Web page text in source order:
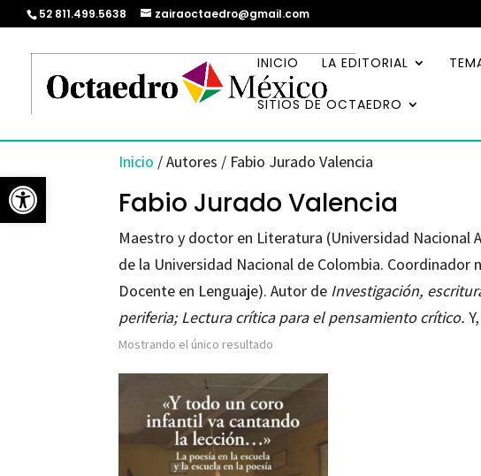
Abrir barra de herramientas
52 811.499.5638 zairaoctaedro@gmail.com
INICIO LA EDITORIAL
SITIOS DE OCTAEDRO
Inicio / Autores / Fabio Jurado Valencia
Fabio Jurado Valencia
Maestro y doctor en Literatura (Universidad Nacional
de la Universidad Nacional de Colombia. Coordinador
Docente en Lenguaje). Autor de Investigación,
periferia; Lectura crítica para el pensamiento crítico.
Mostrando el único resultado